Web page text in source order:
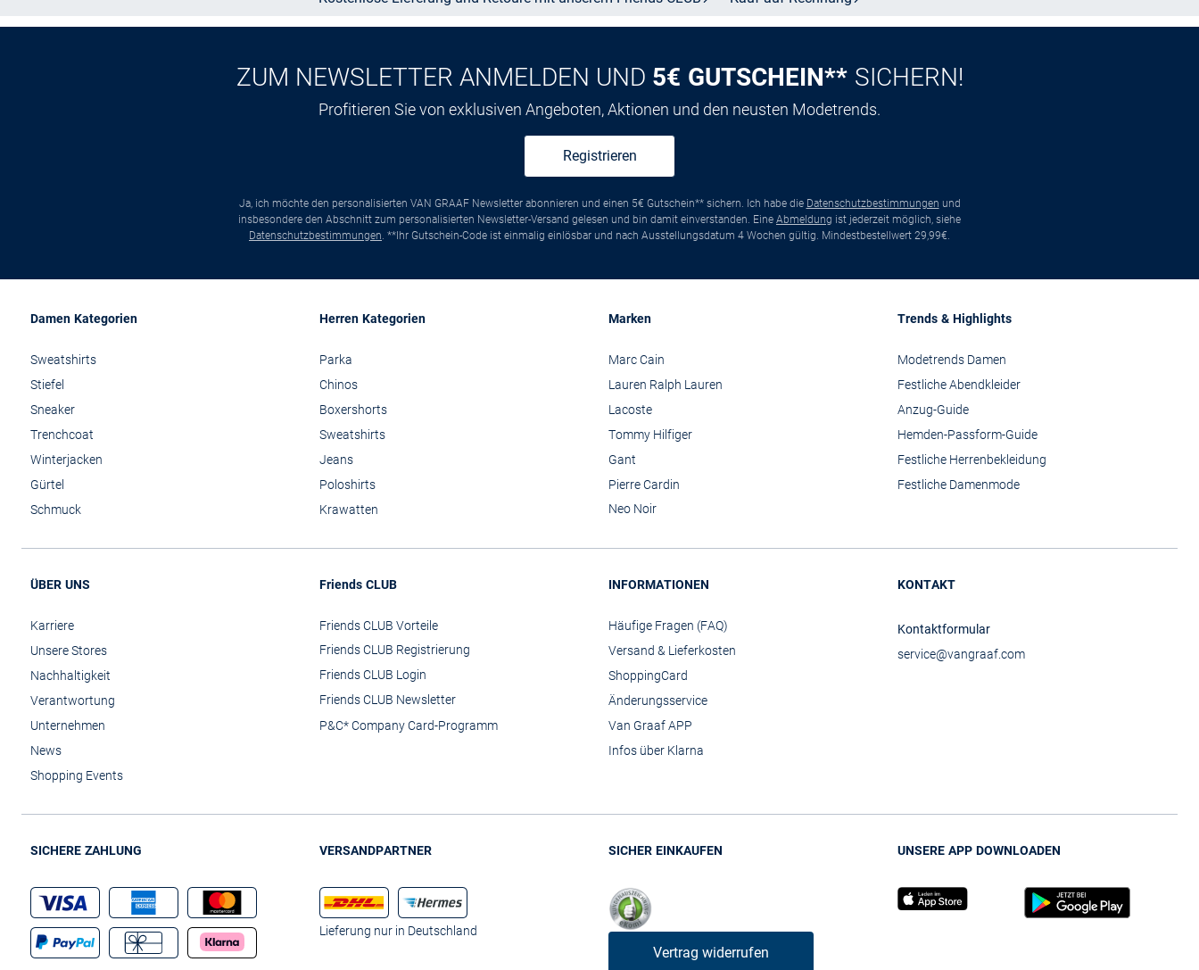
ZUM NEWSLETTER ANMELDEN UND 5€ GUTSCHEIN** SICHERN!
Profitieren Sie von exklusiven Angeboten, Aktionen und den neusten Modetrends.
Registrieren
Ja, ich möchte den personalisierten VAN GRAAF Newsletter abonnieren und einen 5€ Gutschein** sichern. Ich habe die Datenschutzbestimmungen und
insbesondere den Abschnitt zum personalisierten Newsletter-Versand gelesen und bin damit einverstanden. Eine Abmeldung ist jederzeit möglich, siehe
Datenschutzbestimmungen. **Ihr Gutschein-Code ist einmalig einlösbar und nach Ausstellungsdatum 4 Wochen gültig. Mindestbestellwert 29,99€.
Damen Kategorien
Sweatshirts
Stiefel
Sneaker
Trenchcoat
Winterjacken
Gürtel
Schmuck
Herren Kategorien
Parka
Chinos
Boxershorts
Sweatshirts
Jeans
Poloshirts
Krawatten
Marken
Marc Cain
Lauren Ralph Lauren
Lacoste
Tommy Hilfiger
Gant
Pierre Cardin
Neo Noir
Trends & Highlights
Modetrends Damen
Festliche Abendkleider
Anzug-Guide
Hemden-Passform-Guide
Festliche Herrenbekleidung
Festliche Damenmode
ÜBER UNS
Karriere
Unsere Stores
Nachhaltigkeit
Verantwortung
Unternehmen
News
Shopping Events
Friends CLUB
Friends CLUB Vorteile
Friends CLUB Registrierung
Friends CLUB Login
Friends CLUB Newsletter
P&C* Company Card-Programm
INFORMATIONEN
Häufige Fragen (FAQ)
Versand & Lieferkosten
ShoppingCard
Änderungsservice
Van Graaf APP
Infos über Klarna
KONTAKT
Kontaktformular
service@vangraaf.com
SICHERE ZAHLUNG VERSANDPARTNER
Lieferung nur in Deutschland
SICHER EINKAUFEN
Vertrag widerrufen
UNSERE APP DOWNLOADEN